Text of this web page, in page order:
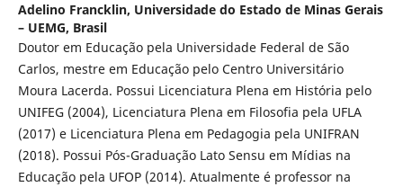
Adelino Francklin, Universidade do Estado de Minas Gerais
– UEMG, Brasil
Doutor em Educação pela Universidade Federal de São
Carlos, mestre em Educação pelo Centro Universitário
Moura Lacerda. Possui Licenciatura Plena em História pelo
UNIFEG (2004), Licenciatura Plena em Filosofia pela UFLA
(2017) e Licenciatura Plena em Pedagogia pela UNIFRAN
(2018). Possui Pós-Graduação Lato Sensu em Mídias na
Educação pela UFOP (2014). Atualmente é professor na